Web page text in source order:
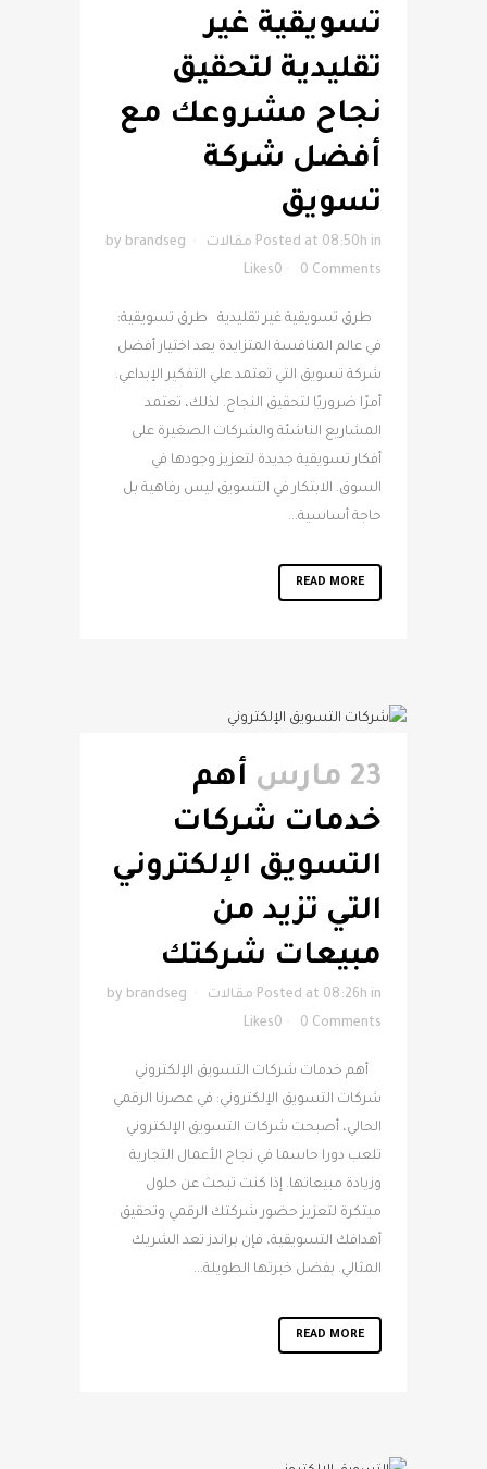
تسويقية غير
تقليدية لتحقيق
نجاح مشروعك مع
أفضل شركة
تسويق
Posted at 08:50h in مقالات by brandseg
0 Comments
0
Likes
طرق تسويقية غير تقليدية طرق تسويقية:
في عالم المنافسة المتزايدة يعد اختيار أفضل
شركة تسويق التي تعتمد علي التفكير الإبداعي.
أمرًا ضروريًا لتحقيق النجاح. لذلك، تعتمد
المشاريع الناشئة والشركات الصغيرة على
أفكار تسويقية جديدة لتعزيز وجودها في
السوق. الابتكار في التسويق ليس رفاهية بل
حاجة أساسية...
READ MORE
23 مارس
أهم
خدمات شركات
التسويق الإلكتروني
التي تزيد من
مبيعات شركتك
Posted at 08:26h in مقالات by brandseg
0 Comments
0
Likes
أهم خدمات شركات التسويق الإلكتروني
شركات التسويق الإلكتروني: في عصرنا الرقمي
الحالي، أصبحت شركات التسويق الإلكتروني
تلعب دورا حاسما في نجاح الأعمال التجارية
وزيادة مبيعاتها. إذا كنت تبحث عن حلول
مبتكرة لتعزيز حضور شركتك الرقمي وتحقيق
أهدافك التسويقية، فإن براندز تعد الشريك
المثالي. بفضل خبرتها الطويلة...
READ MORE